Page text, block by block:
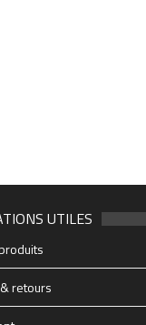
UTILES
retours